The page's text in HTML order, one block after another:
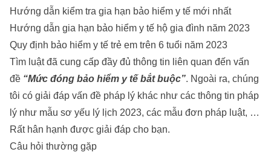
Hướng dẫn kiểm tra gia hạn bảo hiểm y tế mới nhất
Hướng dẫn gia hạn bảo hiểm y tế hộ gia đình năm 2023
Quy định bảo hiểm y tế trẻ em trên 6 tuổi năm 2023
Tìm luật đã cung cấp đầy đủ thông tin liên quan đến vấn
đề “Mức đóng bảo hiểm y tế bắt buộc”. Ngoài ra, chúng
tôi có giải đáp vấn đề pháp lý khác như các thông tin pháp
lý như mẫu sơ yếu lý lịch 2023, các mẫu đơn pháp luật, …
Rất hân hạnh được giải đáp cho bạn.
Câu hỏi thường gặp